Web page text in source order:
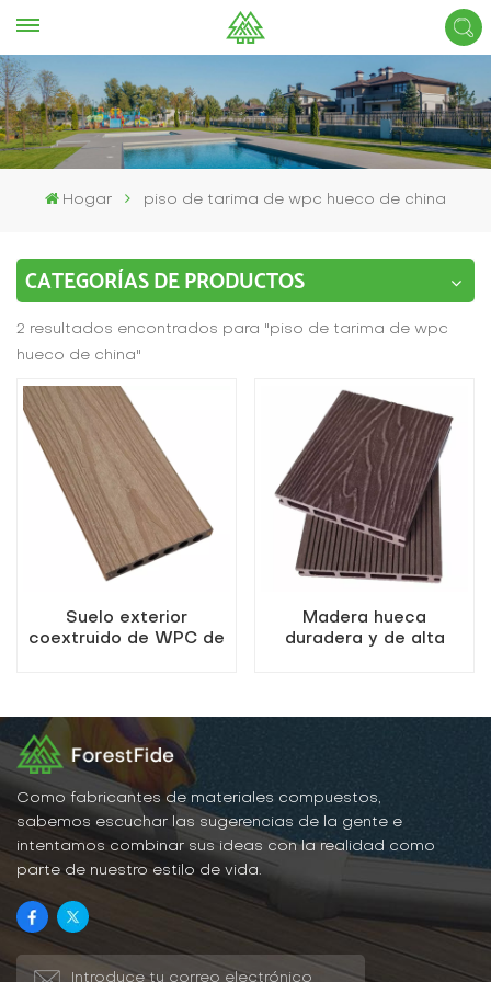
Hogar piso de tarima de wpc hueco de china
CATEGORÍAS DE PRODUCTOS
2 resultados encontrados para "piso de tarima de wpc
hueco de china"
Suelo exterior
coextruido de WPC de
Madera hueca
duradera y de alta
Como fabricantes de materiales compuestos,
sabemos escuchar las sugerencias de la gente e
intentamos combinar sus ideas con la realidad como
parte de nuestro estilo de vida.